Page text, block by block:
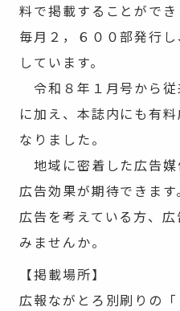
料で掲載することができ
毎月２，６００部発行
しています。
令和８年１月号から
に加え、本誌内にも有
なりました。
地域に密着した広告
広告効果が期待できま
広告を考えている方、
みませんか。
【掲載場所】
広報ながとろ別刷りの